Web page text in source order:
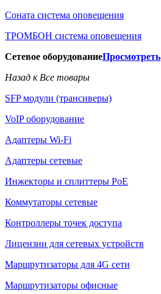
Соната система оповещения
ТРОМБОН система оповещения
Сетевое оборудованиеПросмотреть
Назад к Все товары
SFP модули (трансиверы)
VoIP оборудование
Адаптеры Wi-Fi
Адаптеры сетевые
Инжекторы и сплиттеры РоЕ
Коммутаторы сетевые
Контроллеры точек доступа
Лицензии для сетевых устройств
Маршрутизаторы для 4G сети
Маршрутизаторы офисные